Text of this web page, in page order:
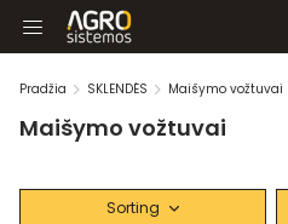
Pradžia SKLENDĖS Maišymo vožtuvai
Maišymo vožtuvai
Sorting